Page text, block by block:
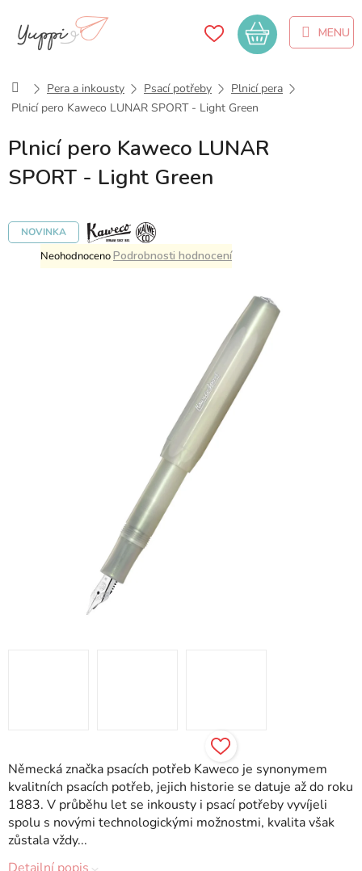
obsah
Nákupní
košík
DomůPera a inkousty Psací potřeby
Plnicí pera
Plnicí pero Kaweco LUNAR SPORT - Light Green
Plnicí pero Kaweco LUNAR
SPORT - Light Green
NOVINKA
Průměrné
hodnocení
NeohodnocenoPodrobnosti hodnocení
Německá značka psacích potřeb Kaweco je synonymem
kvalitních psacích potřeb, jejich historie se datuje až do roku
1883. V průběhu let se inkousty i psací potřeby vyvíjeli
spolu s novými technologickými možnostmi, kvalita však
zůstala vždy...